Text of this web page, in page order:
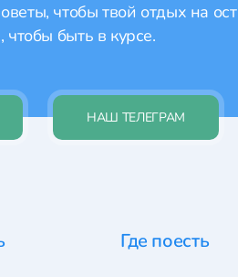
чтобы твой отдых на
быть в курсе.
НАШ ТЕЛЕГРАМ
Где поесть